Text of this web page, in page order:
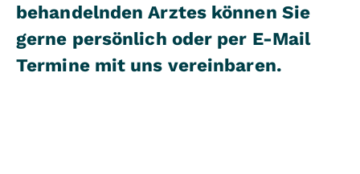
behandelnden Arztes können Sie
gerne persönlich oder per E-Mail
Termine mit uns vereinbaren.